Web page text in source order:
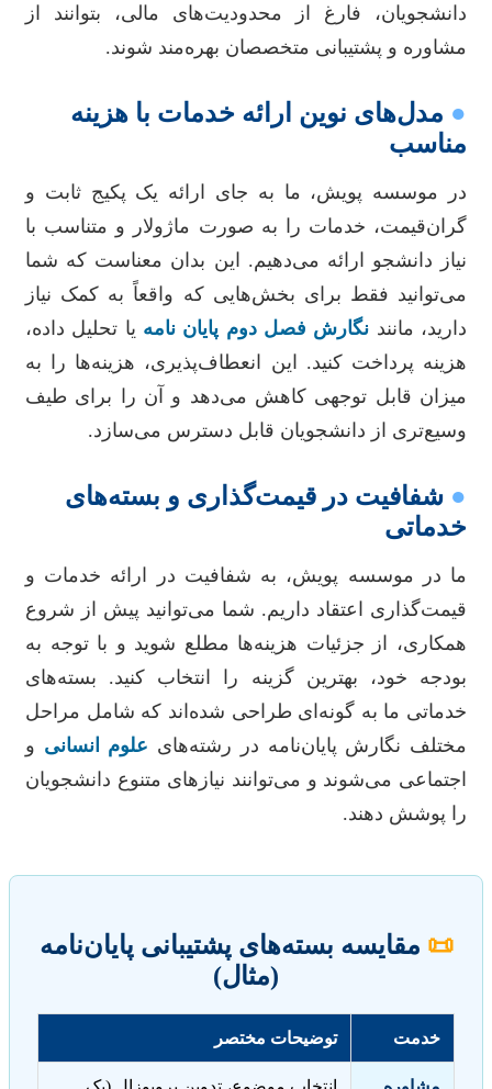
دانشجویان، فارغ از محدودیت‌های مالی، بتوانند از
مشاوره و پشتیبانی متخصصان بهره‌مند شوند.
● مدل‌های نوین ارائه خدمات با هزینه
مناسب
در موسسه پویش، ما به جای ارائه یک پکیج ثابت و
گران‌قیمت، خدمات را به صورت ماژولار و متناسب با
نیاز دانشجو ارائه می‌دهیم. این بدان معناست که شما
می‌توانید فقط برای بخش‌هایی که واقعاً به کمک نیاز
دارید، مانند نگارش فصل دوم پایان نامه یا تحلیل داده،
هزینه پرداخت کنید. این انعطاف‌پذیری، هزینه‌ها را به
میزان قابل توجهی کاهش می‌دهد و آن را برای طیف
وسیع‌تری از دانشجویان قابل دسترس می‌سازد.
● شفافیت در قیمت‌گذاری و بسته‌های
خدماتی
ما در موسسه پویش، به شفافیت در ارائه خدمات و
قیمت‌گذاری اعتقاد داریم. شما می‌توانید پیش از شروع
همکاری، از جزئیات هزینه‌ها مطلع شوید و با توجه به
بودجه خود، بهترین گزینه را انتخاب کنید. بسته‌های
خدماتی ما به گونه‌ای طراحی شده‌اند که شامل مراحل
مختلف نگارش پایان‌نامه در رشته‌های علوم انسانی و
اجتماعی می‌شوند و می‌توانند نیازهای متنوع دانشجویان
را پوشش دهند.
📜 مقایسه بسته‌های پشتیبانی پایان‌نامه
(مثال)
خدمت توضیحات مختصر